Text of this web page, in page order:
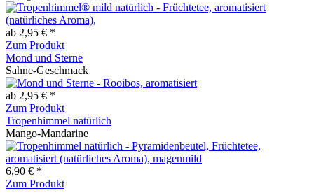
ab 2,95 € *
Zum Produkt
Mond und Sterne
Sahne-Geschmack
ab 2,95 € *
Zum Produkt
Tropenhimmel natürlich
Mango-Mandarine
6,90 € *
Zum Produkt